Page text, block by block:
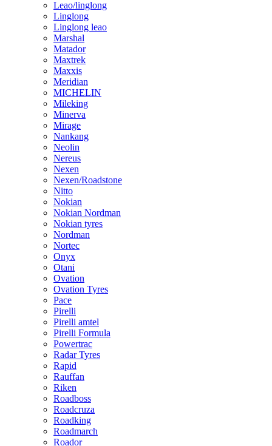
Leao/linglong
Linglong
Linglong leao
Marshal
Matador
Maxtrek
Maxxis
Meridian
MICHELIN
Mileking
Minerva
Mirage
Nankang
Neolin
Nereus
Nexen
Nexen/Roadstone
Nitto
Nokian
Nokian Nordman
Nokian tyres
Nordman
Nortec
Onyx
Otani
Ovation
Ovation Tyres
Pace
Pirelli
Pirelli amtel
Pirelli Formula
Powertrac
Radar Tyres
Rapid
Rauffan
Riken
Roadboss
Roadcruza
Roadking
Roadmarch
Roador